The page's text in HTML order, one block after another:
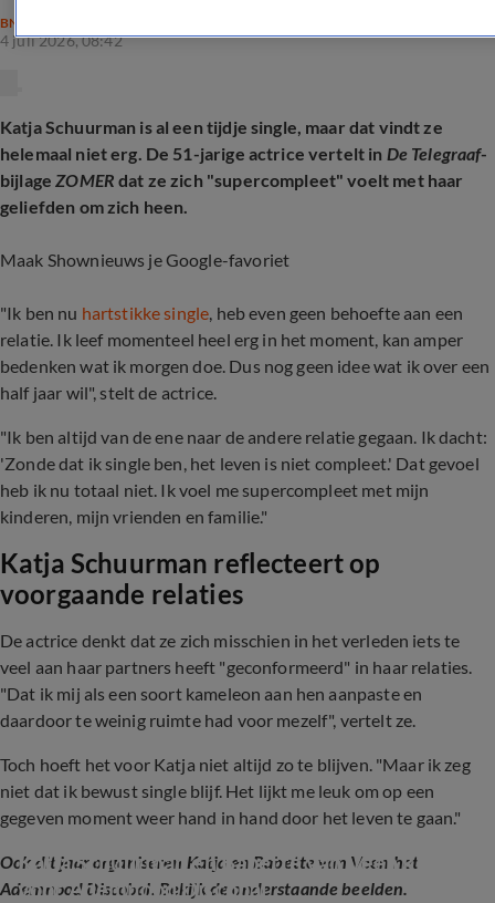
BN'ERS
4 juli 2026, 08:42
Katja Schuurman is al een tijdje single, maar dat vindt ze
helemaal niet erg. De 51-jarige actrice vertelt in De Telegraaf-
bijlageZOMER dat ze zich "supercompleet" voelt met haar
geliefden om zich heen.
Maak Shownieuws je Google-favoriet
"Ik ben nu hartstikke single, heb even geen behoefte aan een
relatie. Ik leef momenteel heel erg in het moment, kan amper
bedenken wat ik morgen doe. Dus nog geen idee wat ik over een
half jaar wil", stelt de actrice.
"Ik ben altijd van de ene naar de andere relatie gegaan. Ik dacht:
'Zonde dat ik single ben, het leven is niet compleet.' Dat gevoel
heb ik nu totaal niet. Ik voel me supercompleet met mijn
kinderen, mijn vrienden en familie."
Katja Schuurman reflecteert op
voorgaande relaties
De actrice denkt dat ze zich misschien in het verleden iets te
veel aan haar partners heeft "geconformeerd" in haar relaties.
"Dat ik mij als een soort kameleon aan hen aanpaste en
daardoor te weinig ruimte had voor mezelf", vertelt ze.
Toch hoeft het voor Katja niet altijd zo te blijven. "Maar ik zeg
niet dat ik bewust single blijf. Het lijkt me leuk om op een
gegeven moment weer hand in hand door het leven te gaan."
Ook dit jaar organiseren Katja en Babette van Veen het
Ademnood Discobal. Bekijk de onderstaande beelden.
Katja Schuurman en Babette van Veen klaar
voor Ademnood Discobal